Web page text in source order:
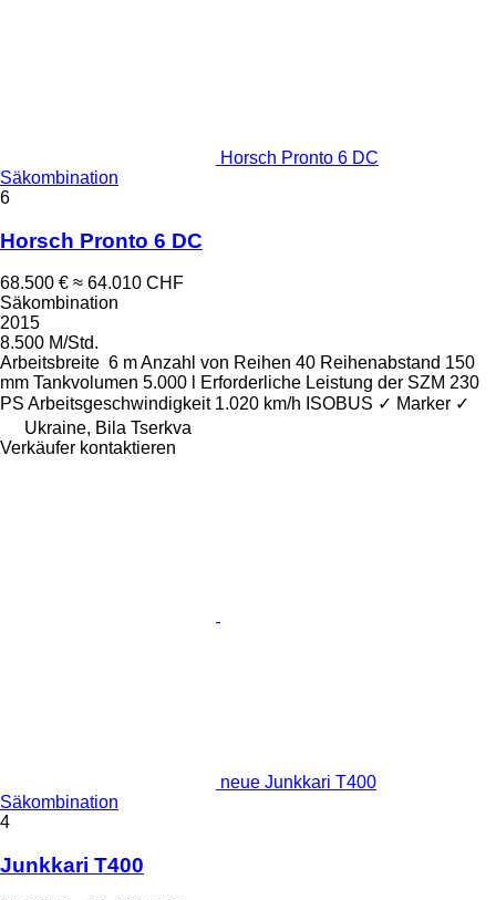
Horsch Pronto 6 DC
Säkombination
6
Horsch Pronto 6 DC
68.500 € ≈ 64.010 CHF
Säkombination
2015
8.500 M/Std.
Arbeitsbreite 6 mAnzahl von Reihen 40 Reihenabstand 150
mm Tankvolumen 5.000 l Erforderliche Leistung der SZM 230
PS Arbeitsgeschwindigkeit 1.020 km/h ISOBUS ✓ Marker ✓
Ukraine, Bila Tserkva
Verkäufer kontaktieren
neue Junkkari T400
Säkombination
4
Junkkari T400